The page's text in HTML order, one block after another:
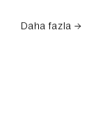
Daha fazla →